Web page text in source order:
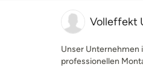
Volleffekt
Unser Unternehmen
professionellen